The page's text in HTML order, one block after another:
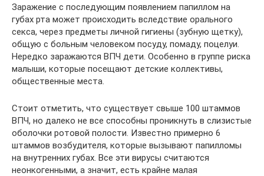
Заражение с последующим появлением папиллом на
губах рта может происходить вследствие орального
секса, через предметы личной гигиены (зубную щетку),
общую с больным человеком посуду, помаду, поцелуи.
Нередко заражаются ВПЧ дети. Особенно в группе риска
малыши, которые посещают детские коллективы,
общественные места.
Стоит отметить, что существует свыше 100 штаммов
ВПЧ, но далеко не все способны проникнуть в слизистые
оболочки ротовой полости. Известно примерно 6
штаммов возбудителя, которые вызывают папилломы
на внутренних губах. Все эти вирусы считаются
неонкогенными, а значит, есть крайне малая